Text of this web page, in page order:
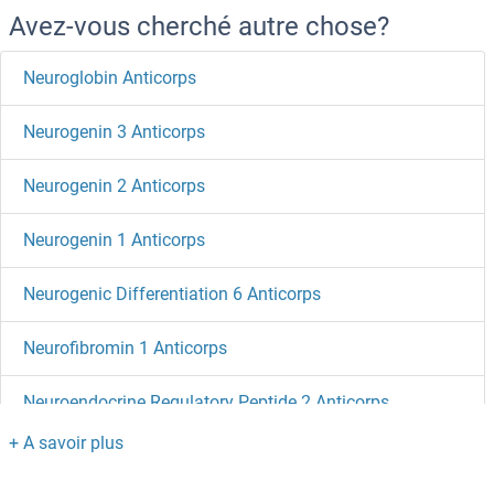
Avez-vous cherché autre chose?
Neuroglobin Anticorps
Neurogenin 3 Anticorps
Neurogenin 2 Anticorps
Neurogenin 1 Anticorps
Neurogenic Differentiation 6 Anticorps
Neurofibromin 1 Anticorps
Neuroendocrine Regulatory Peptide 2 Anticorps
NEUROD4 Anticorps